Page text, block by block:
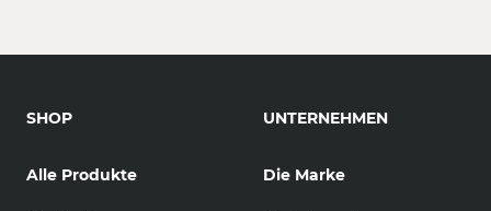
SHOP
Alle Produkte
UNTERNEHMEN
Die Marke